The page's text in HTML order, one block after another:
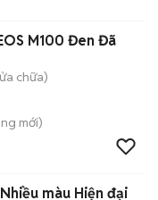
M100 Đen Đã
chữa)
mới)
màu Hiện đại